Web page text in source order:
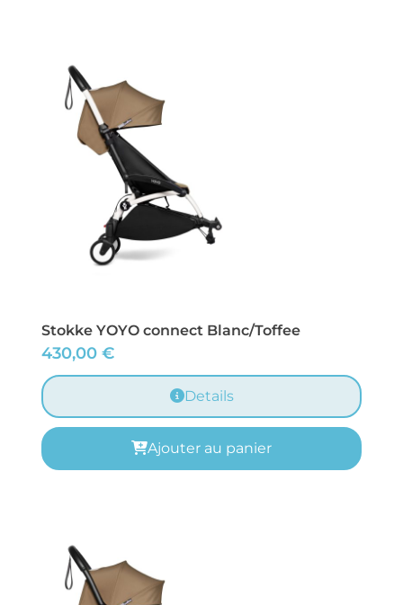
Stokke YOYO connect Blanc/Toffee
430,00 €
Details
Ajouter au panier